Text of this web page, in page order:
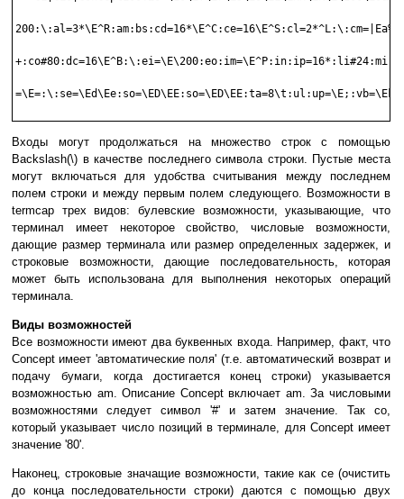
Входы могут продолжаться на множество строк с помощью
Backslash(\) в качестве последнего символа строки. Пустые места
могут включаться для удобства считывания между последнем
полем строки и между первым полем следующего. Возможности в
termcap трех видов: булевские возможности, указывающие, что
терминал имеет некоторое свойство, числовые возможности,
дающие размер терминала или размер определенных задержек, и
строковые возможности, дающие последовательность, которая
может быть использована для выполнения некоторых операций
терминала.
Виды возможностей
Все возможности имеют два буквенных входа. Например, факт, что
Concept имеет 'автоматические поля' (т.е. автоматический возврат и
подачу бумаги, когда достигается конец строки) указывается
возможностью am. Описание Concept включает am. За числовыми
возможностями следует символ '#' и затем значение. Так co,
который указывает число позиций в терминале, для Concept имеет
значение '80'.
Наконец, строковые значащие возможности, такие как ce (очистить
до конца последовательности строки) даются с помощью двух